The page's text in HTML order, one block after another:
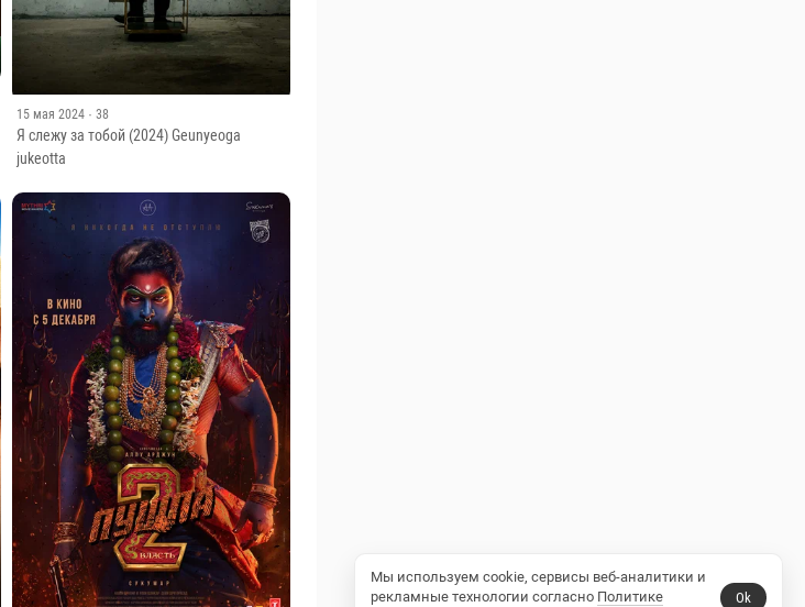
15 мая 2024 · 38
Я слежу за тобой (2024) Geunyeoga
jukeotta
Мы используем cookie, сервисы веб-аналитики и
рекламные технологии согласно Политике
Ok